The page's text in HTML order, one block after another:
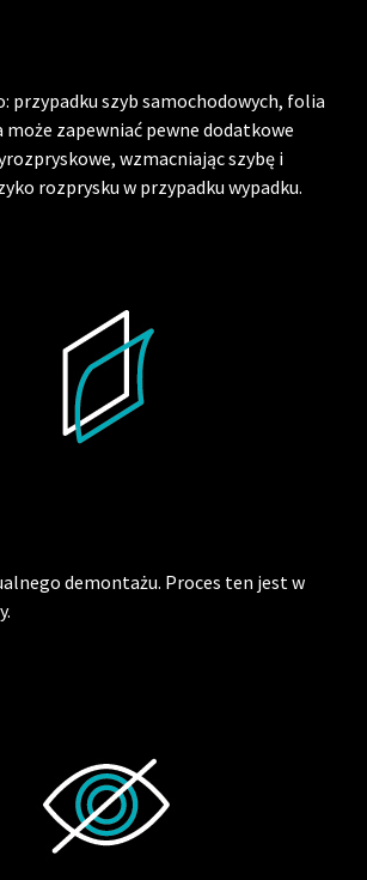
przypadku szyb samochodowych, folia
może zapewniać pewne dodatkowe
wzmacniając szybę i
rozprysku w przypadku wypadku.
demontażu. Proces ten jest w